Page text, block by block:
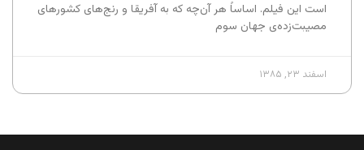
است این فیلم. اساساً هر آن‌چه که به آفریقا و رنج‌های کشورهای
مصیبت‌زده‌ی جهان سوم
اسفند ۲۳, ۱۳۸۵